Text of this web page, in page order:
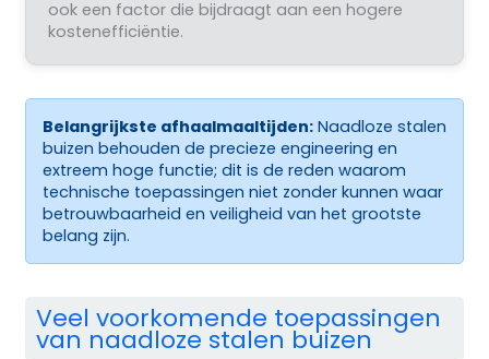
ook een factor die bijdraagt aan een hogere
kostenefficiëntie.
Belangrijkste afhaalmaaltijden:Naadloze stalen
buizen behouden de precieze engineering en
extreem hoge functie; dit is de reden waarom
technische toepassingen niet zonder kunnen waar
betrouwbaarheid en veiligheid van het grootste
belang zijn.
Veel voorkomende toepassingen
van naadloze stalen buizen